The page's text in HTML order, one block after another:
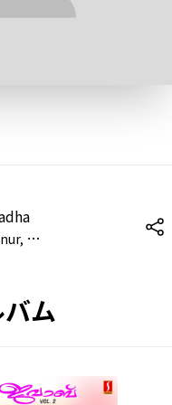
A
shraf Payyannur, Nizam, Ahammed Pallikkara, Kuttyali, Ashraf Palappetty, Mohd Kunhu
ム